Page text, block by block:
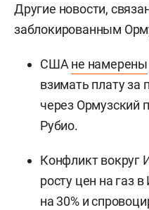
Другие новости,
заблокированным
США не намерены
взимать плату за
через Ормузский
Рубио.
Конфликт вокруг
росту цен на газ
на 30% и